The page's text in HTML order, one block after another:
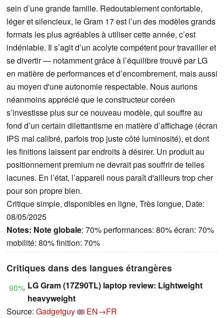
sein d’une grande famille. Redoutablement confortable,
léger et silencieux, le Gram 17 est l’un des modèles grands
formats les plus agréables à utiliser cette année, c’est
indéniable. Il s’agit d’un acolyte compétent pour travailler et
se divertir — notamment grâce à l’équilibre trouvé par LG
en matière de performances et d’encombrement, mais aussi
au moyen d'une autonomie respectable. Nous aurions
néanmoins apprécié que le constructeur coréen
s’investisse plus sur ce nouveau modèle, qui souffre au
fond d’un certain dilettantisme en matière d’affichage (écran
IPS mal calibré, parfois trop juste côté luminosité), et dont
les finitions laissent par endroits à désirer. Un produit au
positionnement premium ne devrait pas souffrir de telles
lacunes. En l’état, l’appareil nous paraît d'ailleurs trop cher
pour son propre bien.
Critique simple, disponibles en ligne, Très longue, Date:
08/05/2025
Notes: Note globale: 70% performances: 80% écran: 70%
mobilité: 80% finition: 70%
Critiques dans des langues étrangères
90% LG Gram (17Z90TL) laptop review: Lightweight
heavyweight
Source: Gadgetguy
EN→FR